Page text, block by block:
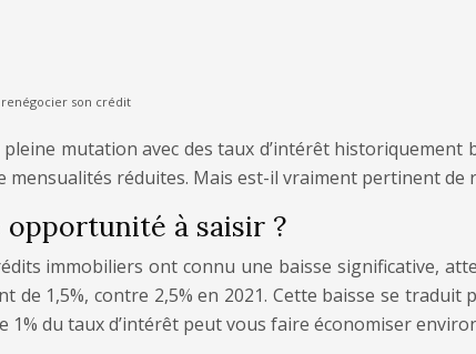
son crédit
mutation avec des taux d’intérêt
réduites. Mais est-il vraiment pertinent de
opportunité à saisir ?
immobiliers ont connu une baisse significative,
de 1,5%, contre 2,5% en 2021. Cette baisse se
1% du taux d’intérêt peut vous faire économiser